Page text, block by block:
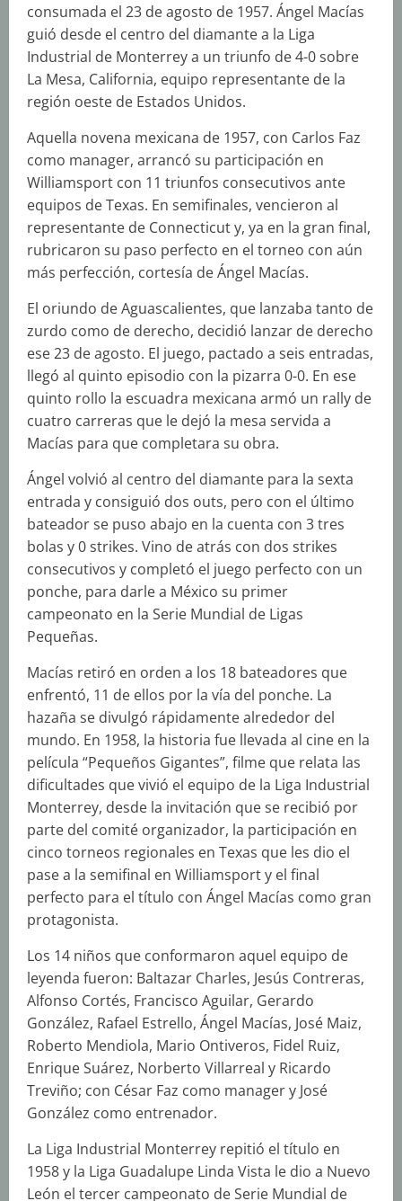
consumada el 23 de agosto de 1957. Ángel Macías
guió desde el centro del diamante a la Liga
Industrial de Monterrey a un triunfo de 4-0 sobre
La Mesa, California, equipo representante de la
región oeste de Estados Unidos.
Aquella novena mexicana de 1957, con Carlos Faz
como manager, arrancó su participación en
Williamsport con 11 triunfos consecutivos ante
equipos de Texas. En semifinales, vencieron al
representante de Connecticut y, ya en la gran final,
rubricaron su paso perfecto en el torneo con aún
más perfección, cortesía de Ángel Macías.
El oriundo de Aguascalientes, que lanzaba tanto de
zurdo como de derecho, decidió lanzar de derecho
ese 23 de agosto. El juego, pactado a seis entradas,
llegó al quinto episodio con la pizarra 0-0. En ese
quinto rollo la escuadra mexicana armó un rally de
cuatro carreras que le dejó la mesa servida a
Macías para que completara su obra.
Ángel volvió al centro del diamante para la sexta
entrada y consiguió dos outs, pero con el último
bateador se puso abajo en la cuenta con 3 tres
bolas y 0 strikes. Vino de atrás con dos strikes
consecutivos y completó el juego perfecto con un
ponche, para darle a México su primer
campeonato en la Serie Mundial de Ligas
Pequeñas.
Macías retiró en orden a los 18 bateadores que
enfrentó, 11 de ellos por la vía del ponche. La
hazaña se divulgó rápidamente alrededor del
mundo. En 1958, la historia fue llevada al cine en la
película “Pequeños Gigantes”, filme que relata las
dificultades que vivió el equipo de la Liga Industrial
Monterrey, desde la invitación que se recibió por
parte del comité organizador, la participación en
cinco torneos regionales en Texas que les dio el
pase a la semifinal en Williamsport y el final
perfecto para el título con Ángel Macías como gran
protagonista.
Los 14 niños que conformaron aquel equipo de
leyenda fueron: Baltazar Charles, Jesús Contreras,
Alfonso Cortés, Francisco Aguilar, Gerardo
González, Rafael Estrello, Ángel Macías, José Maiz,
Roberto Mendiola, Mario Ontiveros, Fidel Ruiz,
Enrique Suárez, Norberto Villarreal y Ricardo
Treviño; con César Faz como manager y José
González como entrenador.
La Liga Industrial Monterrey repitió el título en
1958 y la Liga Guadalupe Linda Vista le dio a Nuevo
León el tercer campeonato de Serie Mundial de